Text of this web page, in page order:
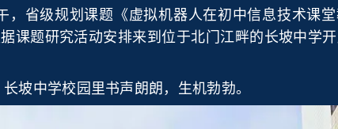
省级规划课题《虚拟机器人在初中信息技术课堂
课题研究活动安排来到位于北门江畔的长坡中学
中学校园里书声朗朗，生机勃勃。